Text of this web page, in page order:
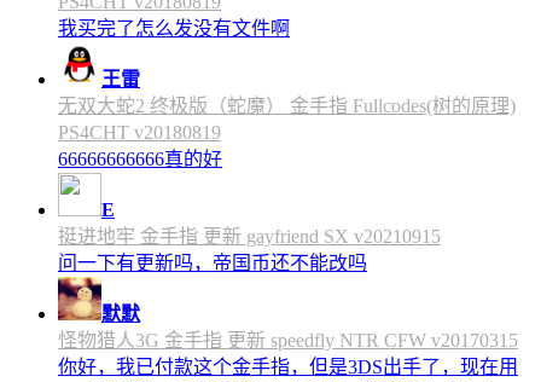
我买完了怎么发没有文件啊
王雷
无双大蛇2 终极版（蛇魔） 金手指 Fullcodes(树的原理)
PS4CHT v20180819
66666666666真的好
E
挺进地牢 金手指 更新 gayfriend SX v20210915
问一下有更新吗，帝国币还不能改吗
默默
怪物猎人3G 金手指 更新 speedfly NTR CFW v20170315
你好，我已付款这个金手指，但是3DS出手了，现在用